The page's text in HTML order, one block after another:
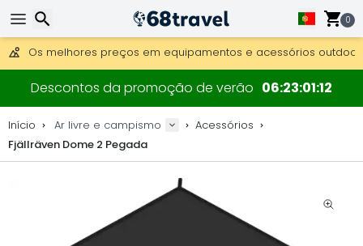
0
Overnight DHL Express também disponível.
30 dias para devolução, 90 dias para mapas de madeira e
Os melhores preços em equipamentos e acessórios outdoor.
Descontos da promoção de verão 06 23 01 12
Início Ar livre e campismo
Acessórios
Fjällräven Dome 2 Pegada
Pesquisar
Pesquisar